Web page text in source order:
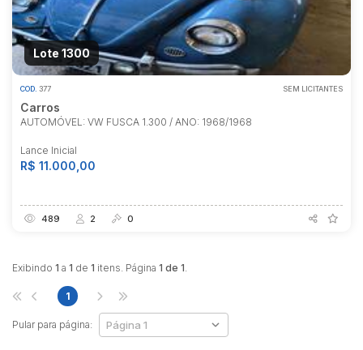
Lote 1300
COD. 377 SEM LICITANTES
Carros
AUTOMÓVEL: VW FUSCA 1.300 / ANO: 1968/1968
Lance Inicial
R$ 11.000,00
489 2 0
Exibindo 1 a 1 de 1 itens. Página 1 de 1.
Pular para página:
1